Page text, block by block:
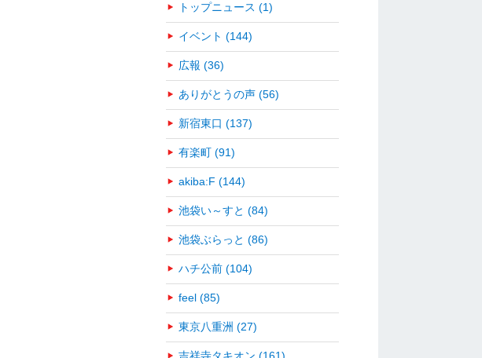
トップニュース (1)
イベント (144)
広報 (36)
ありがとうの声 (56)
新宿東口 (137)
有楽町 (91)
akiba:F (144)
池袋い～すと (84)
池袋ぶらっと (86)
ハチ公前 (104)
feel (85)
東京八重洲 (27)